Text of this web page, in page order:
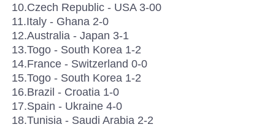
10.Czech Republic - USA 3-00
11.Italy - Ghana 2-0
12.Australia - Japan 3-1
13.Togo - South Korea 1-2
14.France - Switzerland 0-0
15.Togo - South Korea 1-2
16.Brazil - Croatia 1-0
17.Spain - Ukraine 4-0
18.Tunisia - Saudi Arabia 2-2